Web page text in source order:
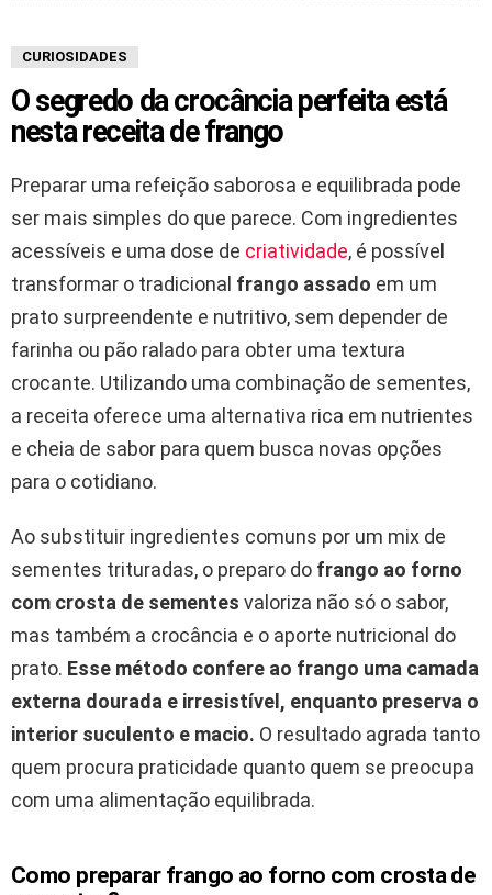
CURIOSIDADES
O segredo da crocância perfeita está
nesta receita de frango
Preparar uma refeição saborosa e equilibrada pode
ser mais simples do que parece. Com ingredientes
acessíveis e uma dose de criatividade, é possível
transformar o tradicional frango assado em um
prato surpreendente e nutritivo, sem depender de
farinha ou pão ralado para obter uma textura
crocante. Utilizando uma combinação de sementes,
a receita oferece uma alternativa rica em nutrientes
e cheia de sabor para quem busca novas opções
para o cotidiano.
Ao substituir ingredientes comuns por um mix de
sementes trituradas, o preparo do frango ao forno
com crosta de sementes valoriza não só o sabor,
mas também a crocância e o aporte nutricional do
prato. Esse método confere ao frango uma camada
externa dourada e irresistível, enquanto preserva o
interior suculento e macio. O resultado agrada tanto
quem procura praticidade quanto quem se preocupa
com uma alimentação equilibrada.
Como preparar frango ao forno com crosta de